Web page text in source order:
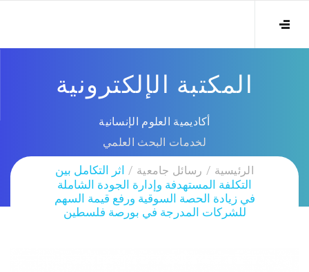
المكتبة الإلكترونية
أكاديمية العلوم الإنسانية
لخدمات البحث العلمي
الرئيسية رسائل جامعية
اثر التكامل بين
التكلفة المستهدفة وإدارة الجودة الشاملة
في زيادة الحصة السوقية ورفع قيمة السهم
للشركات المدرجة في بورصة فلسطين